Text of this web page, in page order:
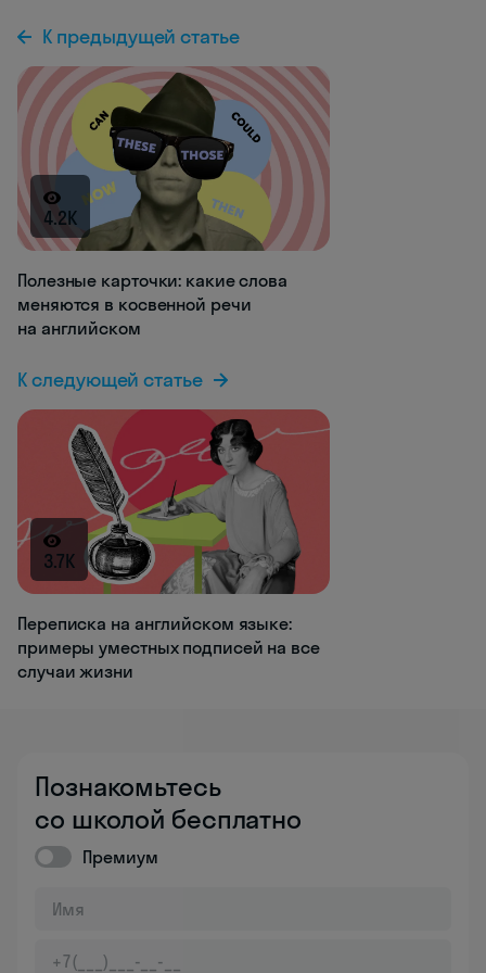
К предыдущей статье
4.2K
Полезные карточки: какие слова
меняются в косвенной речи
на английском
К следующей статье
3.7K
Переписка на английском языке:
примеры уместных подписей на все
случаи жизни
Познакомьтесь
со школой бесплатно
Премиум